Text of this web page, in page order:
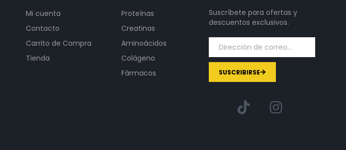
Mi cuenta
Contacto
Carrito de Compra
Tienda
Proteínas
Creatinas
Aminoácidos
Colágeno
Fármacos
Suscríbete para ofertas y
descuentos exclusivos.
SUSCRIBIRSE